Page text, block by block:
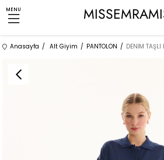
MENU
Anasayfa Alt Giyim PANTOLON DENİM TAŞLI